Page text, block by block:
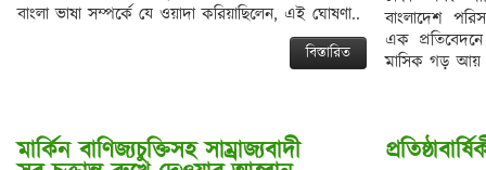
বাংলা ভাষা সম্পর্কে যে ওয়াদা করিয়াছিলেন, এই ঘোষণা..
বিস্তারিত
বাংলাদেশ
এক
মাসিক গড়
মার্কিন বাণিজ্যচুক্তিসহ সাম্রাজ্যবাদী